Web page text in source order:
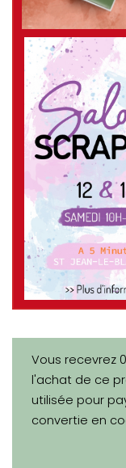
Vous recevrez
l'achat de ce
utilisée pour
convertie en